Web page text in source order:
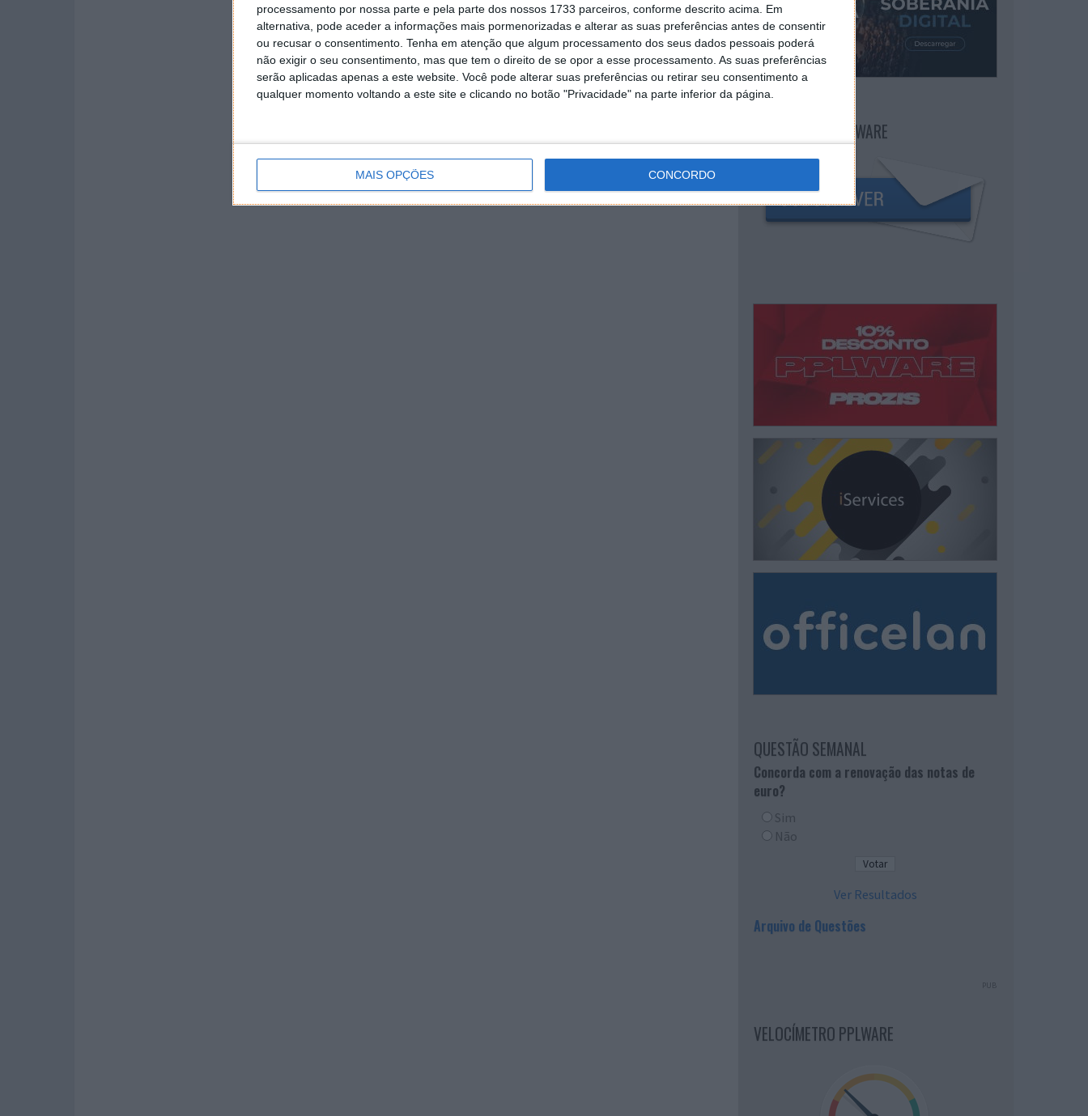
processamento por nossa parte e pela parte dos nossos 1733 parceiros, conforme descrito acima. Em
alternativa, pode aceder a informações mais pormenorizadas e alterar as suas preferências antes de consentir
ou recusar o consentimento. Tenha em atenção que algum processamento dos seus dados pessoais poderá
não exigir o seu consentimento, mas que tem o direito de se opor a esse processamento. As suas preferências
serão aplicadas apenas a este website. Você pode alterar suas preferências ou retirar seu consentimento a
qualquer momento voltando a este site e clicando no botão "Privacidade" na parte inferior da página.
MAIS OPÇÕES CONCORDO
NEWSLETTER PPLWARE
QUESTÃO SEMANAL
Concorda com a renovação das notas de
euro?
Sim
Não
Ver Resultados
Arquivo de Questões
PUB
VELOCÍMETRO PPLWARE